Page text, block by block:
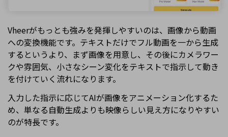
Vheerがもっとも強みを発揮しやすいのは、画像から動画
への変換機能です。テキストだけでフル動画を一から生成
するというより、まず画像を用意し、その後にカメラワー
クや雰囲気、小さなシーン変化をテキストで指示して動き
を付けていく流れになります。
入力した指示に応じてAIが画像をアニメーション化するた
め、単なる自動生成よりも映像らしい見え方になりやすい
のが特長です。